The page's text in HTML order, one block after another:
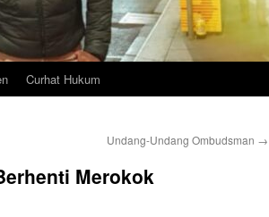
Curhat Hukum
Undang-Undang Ombudsman →
Merokok